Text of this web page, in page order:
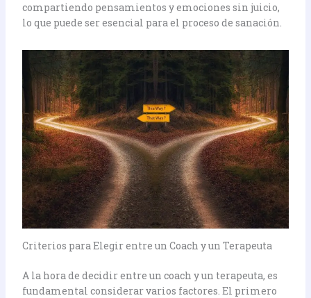
compartiendo pensamientos y emociones sin juicio,
lo que puede ser esencial para el proceso de sanación.
Criterios para Elegir entre un Coach y un Terapeuta
A la hora de decidir entre un coach y un terapeuta, es
fundamental considerar varios factores. El primero